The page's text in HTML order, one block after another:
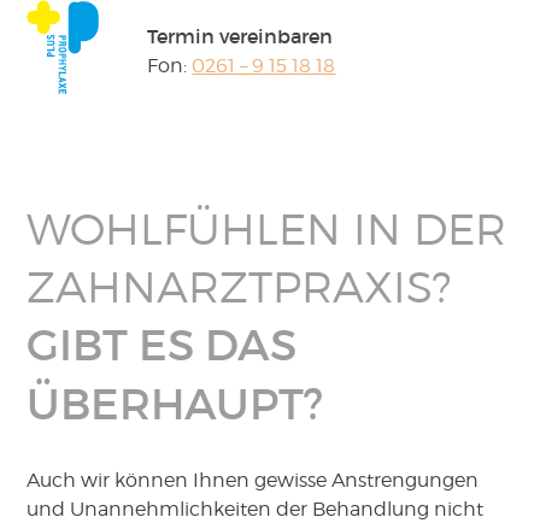
Prophylaxe
Plus
Termin vereinbaren
Fon: 0261 – 9 15 18 18
WOHLFÜHLEN IN DER
ZAHNARZTPRAXIS?
GIBT ES DAS
ÜBERHAUPT?
Auch wir können Ihnen gewisse Anstrengungen
und Unannehmlichkeiten der Behandlung nicht